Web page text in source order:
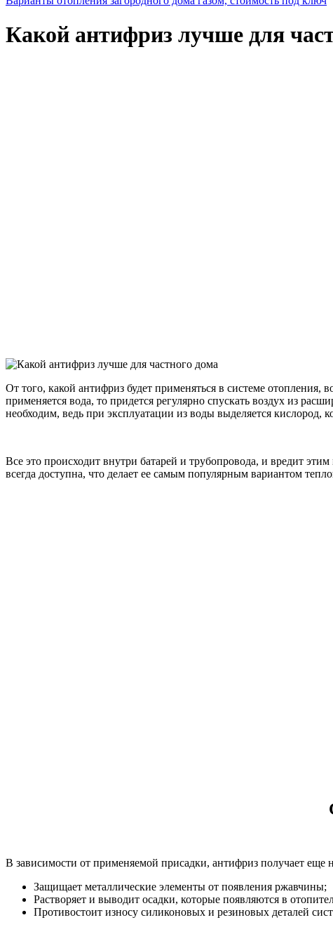
Какой антифриз лучше для
От того, какой антифриз будет применяться в системе
применяется вода, то придется регулярно спускать воздух из
необходим, ведь при эксплуатации из воды выделяется кислород,
Все это происходит внутри батарей и трубопровода, и вредит
всегда доступна, что делает ее самым популярным вариантом
В зависимости от применяемой присадки, антифриз получает
Защищает металлические элементы от появления ржавчины;
Растворяет и выводит осадки, которые появляются в
Противостоит износу силиконовых и резиновых деталей